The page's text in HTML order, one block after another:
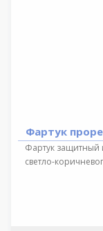
Фартук
Фартук защитный
светло-